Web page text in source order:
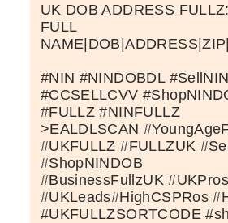
UK DOB ADDRESS
FULL
#NIN #NINDOBDL
#CCSELLCVV
#FULLZ #NINFULLZ
>EALDLSCAN
#UKFULLZ #FULLZUK
#ShopNINDOB
#BusinessFullzUK
#UKLeads#HighCSPRos
#UKFULLZSORTCODE